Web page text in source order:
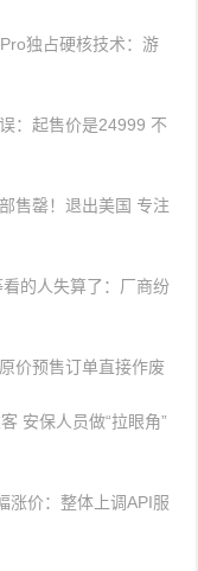
独占硬核技术：游
：起售价是24999 不
售罄！退出美国 专注
的人失算了：厂商纷
价预售订单直接作废
安保人员做“拉眼角”
涨价：整体上调API服